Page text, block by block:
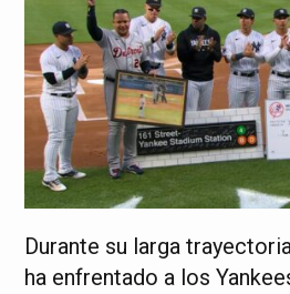
Durante su larga
ha enfrentado a los